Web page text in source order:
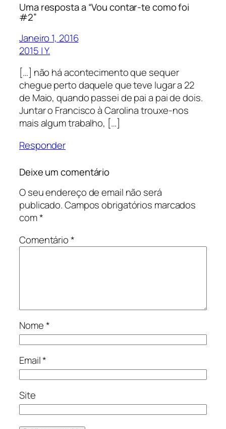
Uma resposta a “Vou contar-te como foi
#2”
Janeiro 1, 2016
2015 | Y.
[…] não há acontecimento que sequer
chegue perto daquele que teve lugar a 22
de Maio, quando passei de pai a pai de dois.
Juntar o Francisco à Carolina trouxe-nos
mais algum trabalho, […]
Responder
Deixe um comentário
O seu endereço de email não será
publicado.Campos obrigatórios marcados
com*
Comentário*
Nome*
Email*
Site